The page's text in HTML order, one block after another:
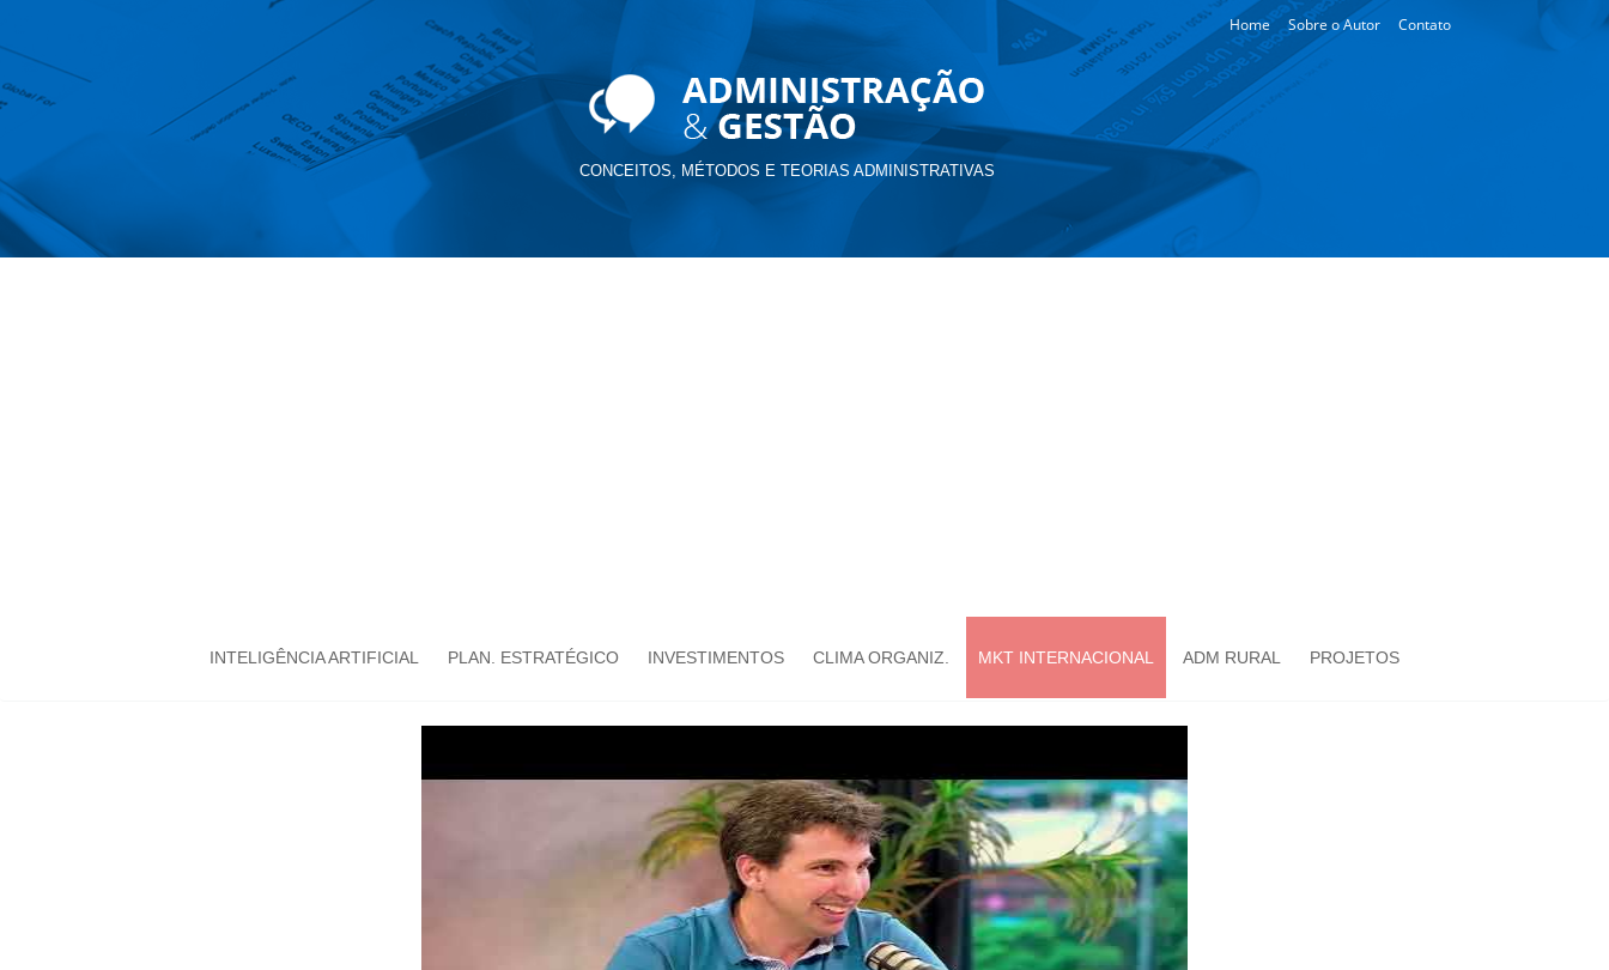
Home Sobre o Autor Contato
CONCEITOS, MÉTODOS E TEORIAS ADMINISTRATIVAS
INTELIGÊNCIA ARTIFICIAL PLAN. ESTRATÉGICO INVESTIMENTOS CLIMA ORGANIZ. MKT INTERNACIONAL ADM RURAL PROJETOS